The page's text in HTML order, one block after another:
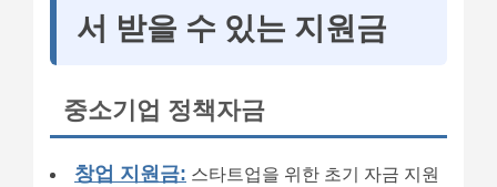
서 받을 수 있는 지원금
중소기업 정책자금
창업 지원금: 스타트업을 위한 초기 자금 지원